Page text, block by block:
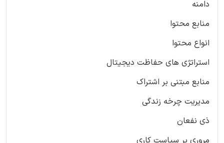
دامنه
منابع محتوا
انواع محتوا
استراتژی های حفاظت دیجیتال
منابع مبتنی بر اشتراک
مدیریت چرخه زندگی
ذی نفعان